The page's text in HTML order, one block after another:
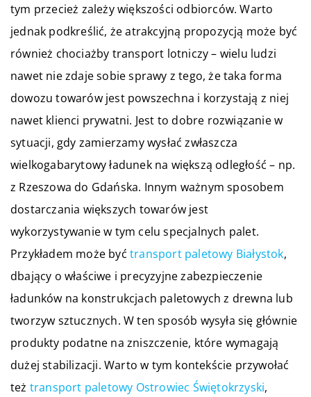
tym przecież zależy większości odbiorców. Warto
jednak podkreślić, że atrakcyjną propozycją może być
również chociażby transport lotniczy – wielu ludzi
nawet nie zdaje sobie sprawy z tego, że taka forma
dowozu towarów jest powszechna i korzystają z niej
nawet klienci prywatni. Jest to dobre rozwiązanie w
sytuacji, gdy zamierzamy wysłać zwłaszcza
wielkogabarytowy ładunek na większą odległość – np.
z Rzeszowa do Gdańska. Innym ważnym sposobem
dostarczania większych towarów jest
wykorzystywanie w tym celu specjalnych palet.
Przykładem może być transport paletowy Białystok,
dbający o właściwe i precyzyjne zabezpieczenie
ładunków na konstrukcjach paletowych z drewna lub
tworzyw sztucznych. W ten sposób wysyła się głównie
produkty podatne na zniszczenie, które wymagają
dużej stabilizacji. Warto w tym kontekście przywołać
też transport paletowy Ostrowiec Świętokrzyski,